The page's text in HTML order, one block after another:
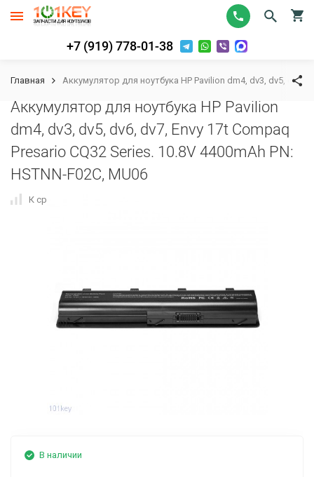
+7 (919) 778-01-38
Главная Аккумулятор для ноутбука HP Pavilion dm4, dv3, dv5, dv6,
Аккумулятор для ноутбука HP Pavilion
dm4, dv3, dv5, dv6, dv7, Envy 17t Compaq
Presario CQ32 Series. 10.8V 4400mAh PN:
HSTNN-F02C, MU06
К сравнению
В наличии